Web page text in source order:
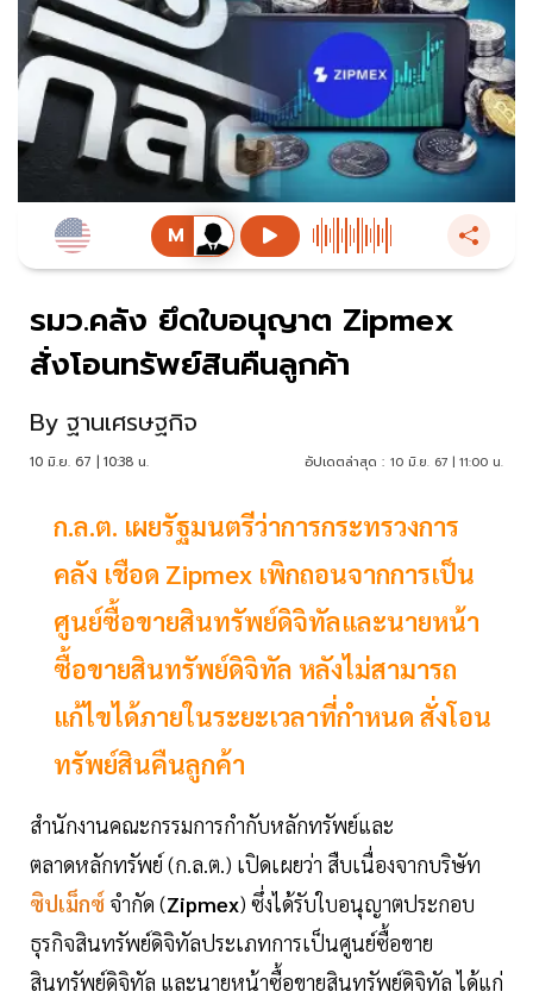
รมว.คลัง ยึดใบอนุญาต Zipmex
สั่งโอนทรัพย์สินคืนลูกค้า
By ฐานเศรษฐกิจ
10 มิ.ย. 67 | 10:38 น. อัปเดตล่าสุด : 10 มิ.ย. 67 | 11:00 น.
ก.ล.ต. เผยรัฐมนตรีว่าการกระทรวงการ
คลัง เชือด Zipmex เพิกถอนจากการเป็น
ศูนย์ซื้อขายสินทรัพย์ดิจิทัลและนายหน้า
ซื้อขายสินทรัพย์ดิจิทัล หลังไม่สามารถ
แก้ไขได้ภายในระยะเวลาที่กำหนด สั่งโอน
ทรัพย์สินคืนลูกค้า
สำนักงานคณะกรรมการกำกับหลักทรัพย์และ
ตลาดหลักทรัพย์ (ก.ล.ต.) เปิดเผยว่า สืบเนื่องจากบริษัท
ซิปเม็กซ์ จำกัด (Zipmex) ซึ่งได้รับใบอนุญาตประกอบ
ธุรกิจสินทรัพย์ดิจิทัลประเภทการเป็นศูนย์ซื้อขาย
สินทรัพย์ดิจิทัล และนายหน้าซื้อขายสินทรัพย์ดิจิทัล ได้แก่